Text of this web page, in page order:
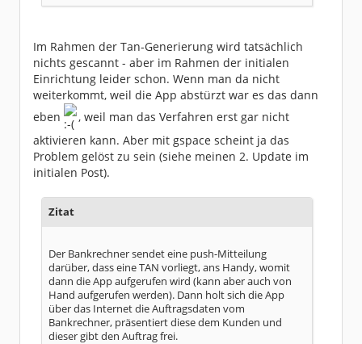
Im Rahmen der Tan-Generierung wird tatsächlich
nichts gescannt - aber im Rahmen der initialen
Einrichtung leider schon. Wenn man da nicht
weiterkommt, weil die App abstürzt war es das dann
eben
, weil man das Verfahren erst gar nicht
aktivieren kann. Aber mit gspace scheint ja das
Problem gelöst zu sein (siehe meinen 2. Update im
initialen Post).
Zitat
Der Bankrechner sendet eine push-Mitteilung
darüber, dass eine TAN vorliegt, ans Handy, womit
dann die App aufgerufen wird (kann aber auch von
Hand aufgerufen werden). Dann holt sich die App
über das Internet die Auftragsdaten vom
Bankrechner, präsentiert diese dem Kunden und
dieser gibt den Auftrag frei.